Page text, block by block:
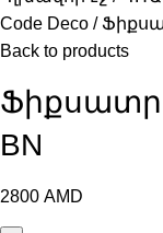
Code Deco
Back to products
Ֆիքսատր
BN
2800 AMD